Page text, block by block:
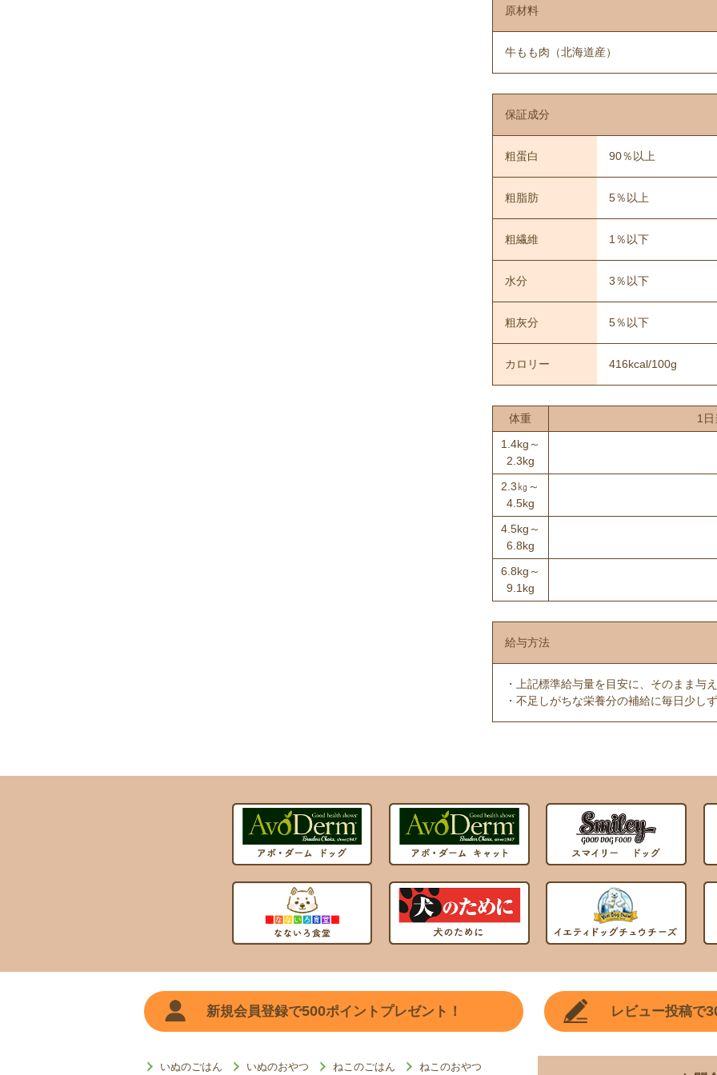
原材料
牛もも肉（北海道産）
保証成分
粗蛋白 90％以上
粗脂肪 5％以上
粗繊維 1％以下
水分 3％以下
粗灰分 5％以下
カロリー 416kcal/100g
体重
1
1.4kg～
2.3kg
2.3㎏～
4.5kg
4.5kg～
6.8kg
6.8kg～
9.1kg
給与方法
・上記標準給与量を目安に、そのまま与
・不足しがちな栄養分の補給に毎日少し
新規会員登録で500ポイントプレゼント！ レビュー投稿で
いぬのごはん いぬのおやつ ねこのごはん ねこのおやつ